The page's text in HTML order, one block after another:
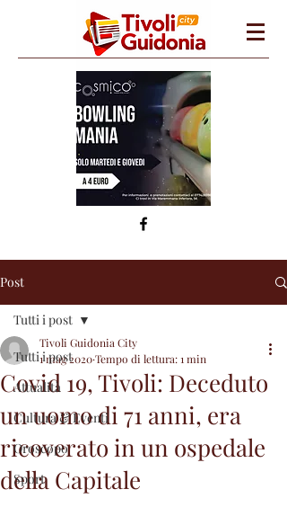
Post
Tutti i post
Attualità
Cultura & Eventi
Oroscopo
Sport
Tutti i post
Covid 19, Tivoli: Deceduto
un uomo di 71 anni, era
ricoverato in un ospedale
della Capitale
Tivoli Guidonia City
1 mag 2020Tempo di lettura: 1 min